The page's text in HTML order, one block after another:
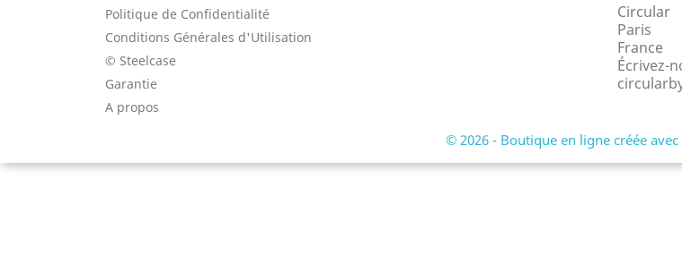
Politique de Confidentialité
Conditions Générales d'Utilisation
© Steelcase
Garantie
A propos
Circular
Paris
France
Écrivez-
© 2026 - Boutique en ligne créée